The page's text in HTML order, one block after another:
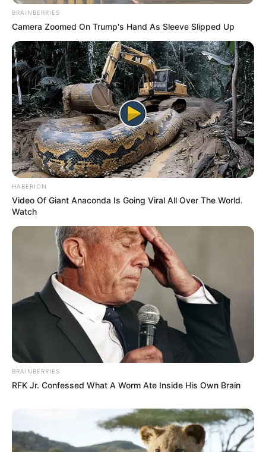
Quermania folgen: Impressum & Kontakt
Smartphone Startseite
Suchen:
Auf einigen Seiten dieses Projektes sind Affiliate-
Angebote integriert. Wenn etwas darüber gebucht oder
gekauft wird, ist das eine Unterstützung, ohne dass sich
dadurch der Preis ändert.
BRAINBERRIES
Camera Zoomed On Trump's Hand As Sleeve Slipped Up
HABERION
Video Of Giant Anaconda Is Going Viral All Over The World.
Watch
BRAINBERRIES
RFK Jr. Confessed What A Worm Ate Inside His Own Brain